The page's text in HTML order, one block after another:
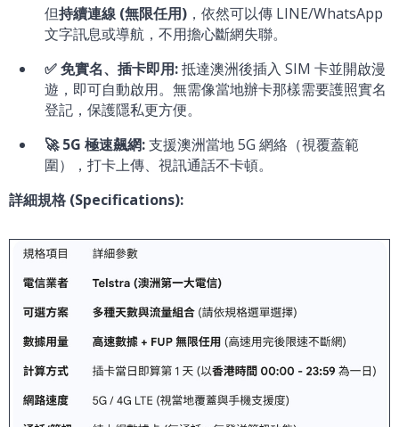
但持續連線 (無限任用) ，依然可以傳 LINE/WhatsApp
文字訊息或導航，不用擔心斷網失聯。
✅ 免實名、插卡即用:抵達澳洲後插入 SIM 卡並開啟漫
遊，即可自動啟用。無需像當地辦卡那樣需要護照實名
登記，保護隱私更方便。
🚀 5G 極速飆網:支援澳洲當地 5G 網絡（視覆蓋範
圍），打卡上傳、視訊通話不卡頓。
詳細規格 (Specifications):